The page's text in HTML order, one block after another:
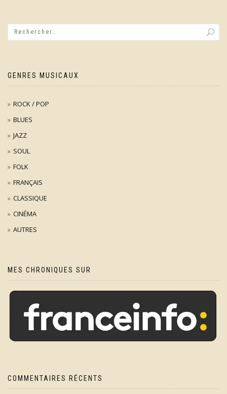
GENRES MUSICAUX
ROCK / POP
BLUES
JAZZ
SOUL
FOLK
FRANÇAIS
CLASSIQUE
CINÉMA
AUTRES
MES CHRONIQUES SUR
COMMENTAIRES RÉCENTS